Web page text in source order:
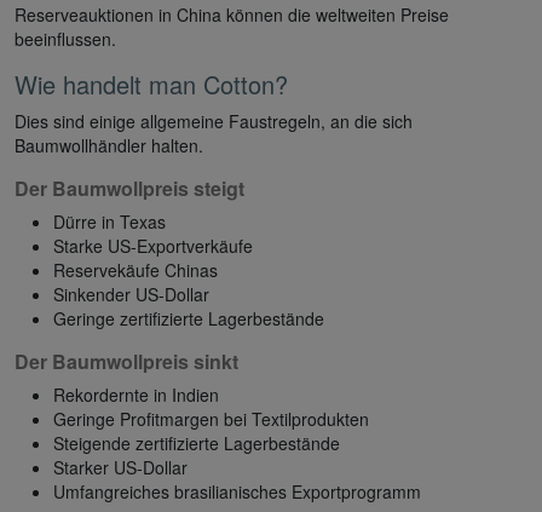
Reserveauktionen in China können die weltweiten Preise
beeinflussen.
Wie handelt man Cotton?
Dies sind einige allgemeine Faustregeln, an die sich
Baumwollhändler halten.
Der Baumwollpreis steigt
Dürre in Texas
Starke US-Exportverkäufe
Reservekäufe Chinas
Sinkender US-Dollar
Geringe zertifizierte Lagerbestände
Der Baumwollpreis sinkt
Rekordernte in Indien
Geringe Profitmargen bei Textilprodukten
Steigende zertifizierte Lagerbestände
Starker US-Dollar
Umfangreiches brasilianisches Exportprogramm